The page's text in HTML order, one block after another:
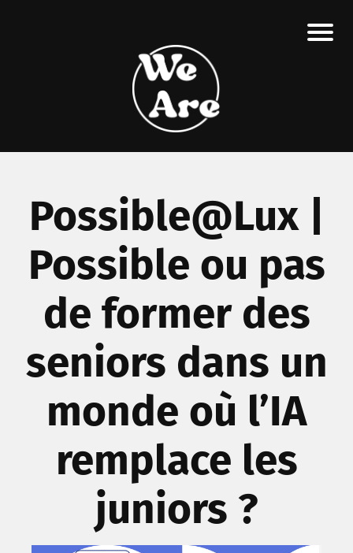
Possible@Lux |
Possible ou pas
de former des
seniors dans un
monde où l’IA
remplace les
juniors ?